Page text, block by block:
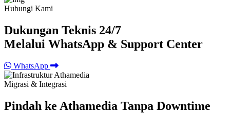
Hubungi Kami
Dukungan Teknis 24/7
Melalui WhatsApp & Support Center
WhatsApp
Migrasi & Integrasi
Pindah ke Athamedia Tanpa Downtime